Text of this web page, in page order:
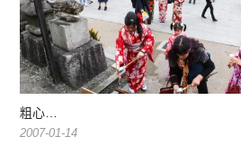
粗心…
2007-01-14